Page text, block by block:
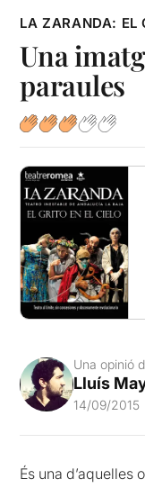
LA ZARANDA: EL
Una
paraules
Una opinió
Lluís
14/09/2015
És una d’aquelles